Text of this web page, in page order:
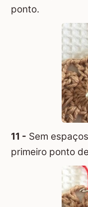
ponto.
11 - Sem
primeiro ponto